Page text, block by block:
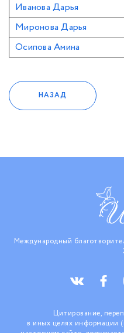
Иванова Дарья
Миронова Дарья
Осипова Амина
НАЗАД
Международный
Цитирование,
в иных целях информации